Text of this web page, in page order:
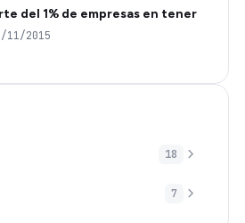
del 1% de empresas en tener
11/2015
18
7